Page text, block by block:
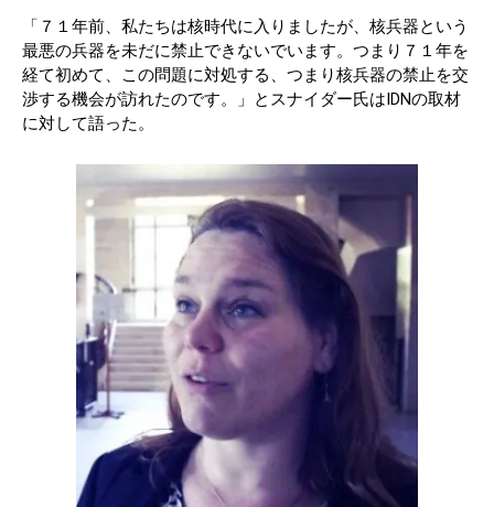
「７１年前、私たちは核時代に入りましたが、核兵器という
最悪の兵器を未だに禁止できないでいます。つまり７１年を
経て初めて、この問題に対処する、つまり核兵器の禁止を交
渉する機会が訪れたのです。」とスナイダー氏はIDNの取材
に対して語った。